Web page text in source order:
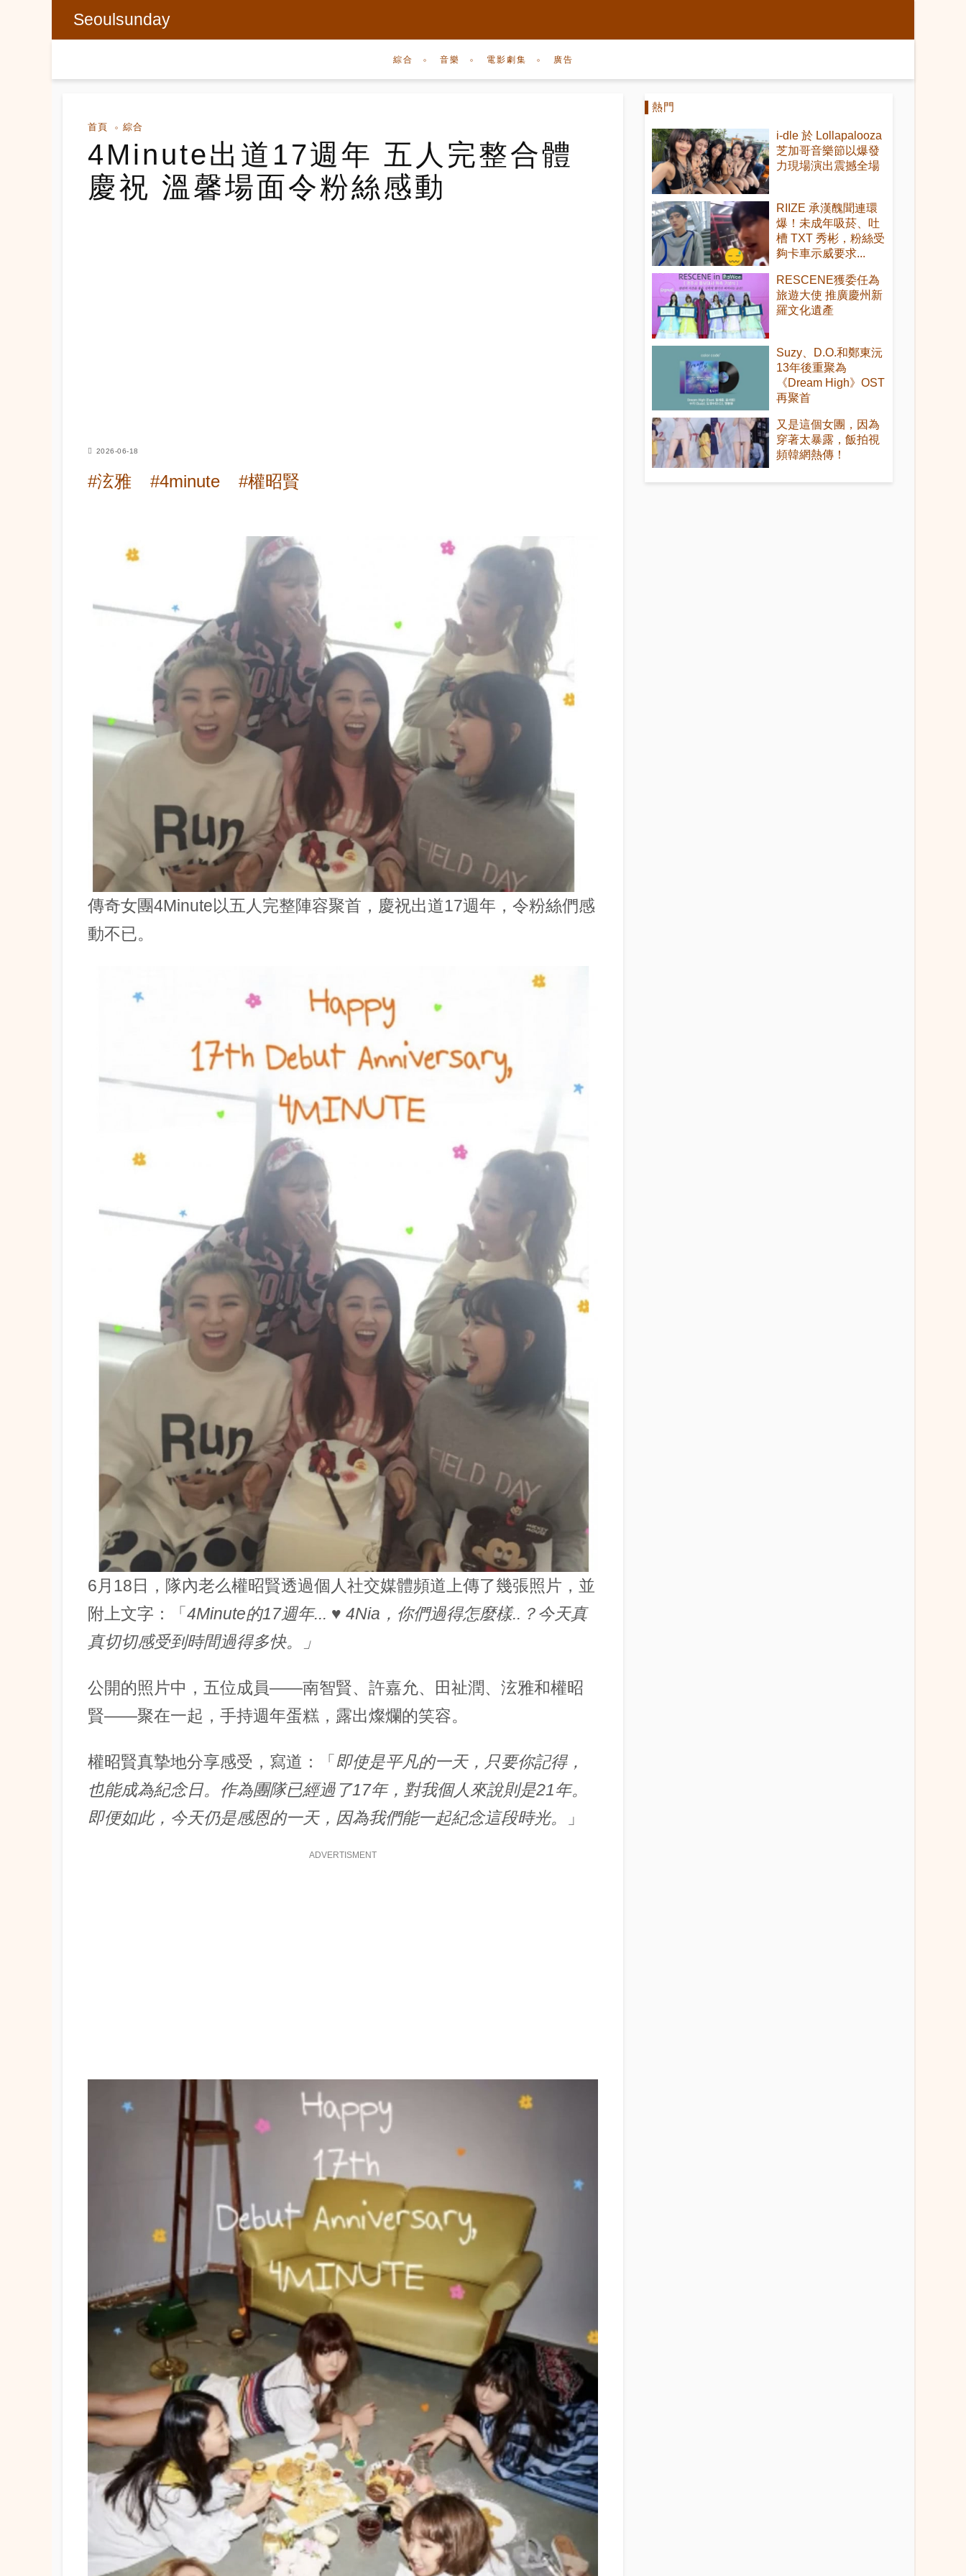
Seoulsunday
綜合 音樂 電影劇集 廣告
首頁 綜合
4Minute出道17週年 五人完整合體
慶祝 溫馨場面令粉絲感動
2026-06-18
#泫雅 #4minute #權昭賢
傳奇女團4Minute以五人完整陣容聚首，慶祝出道17週年，令粉絲們感
動不已。
6月18日，隊內老么權昭賢透過個人社交媒體頻道上傳了幾張照片，並
附上文字：「 4Minute的17週年... ♥ 4Nia，你們過得怎麼樣..？今天真
真切切感受到時間過得多快。」
公開的照片中，五位成員——南智賢、許嘉允、田祉潤、泫雅和權昭
賢——聚在一起，手持週年蛋糕，露出燦爛的笑容。
權昭賢真摯地分享感受，寫道：「 即使是平凡的一天，只要你記得，
也能成為紀念日。作為團隊已經過了17年，對我個人來說則是21年。
即便如此，今天仍是感恩的一天，因為我們能一起紀念這段時光。
」
ADVERTISMENT
熱門
i-dle 於 Lollapalooza
芝加哥音樂節以爆發
力現場演出震撼全場
RIIZE 承漢醜聞連環
爆！未成年吸菸、吐
槽 TXT 秀彬，粉絲受
夠卡車示威要求...
RESCENE獲委任為
旅遊大使 推廣慶州新
羅文化遺產
Suzy、D.O.和鄭東沅
13年後重聚為
《Dream High》OST
再聚首
又是這個女團，因為
穿著太暴露，飯拍視
頻韓網熱傳！